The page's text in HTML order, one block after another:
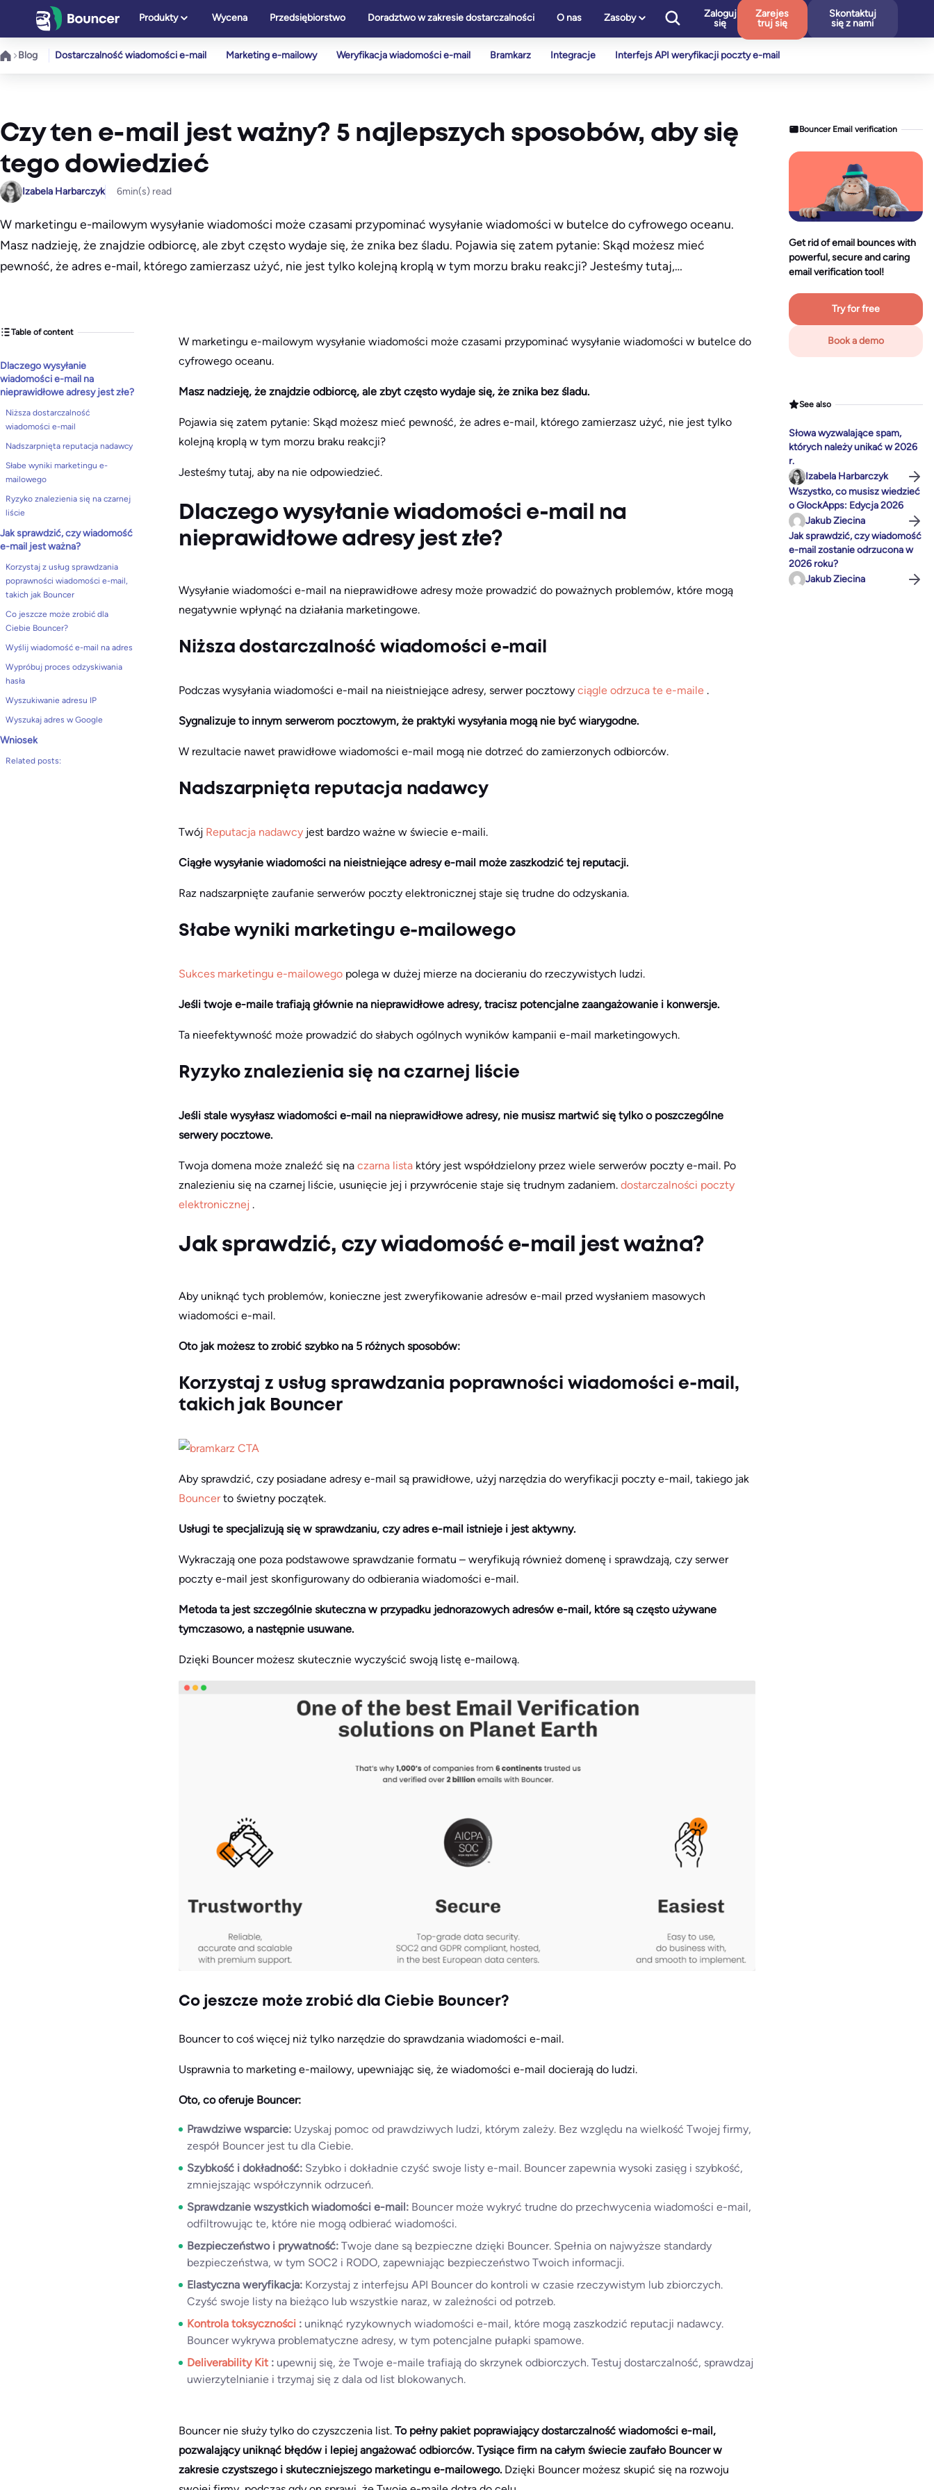
treści
Produkty Wycena Przedsiębiorstwo Doradztwo w zakresie dostarczalności O nas Zasoby
Zaloguj
się
Zarejes
truj się
Skontaktuj
się z nami
Blog Dostarczalność wiadomości e-mail Marketing e-mailowy Weryfikacja wiadomości e-mail Bramkarz Integracje Interfejs API weryfikacji poczty e-mail
Czy ten e-mail jest ważny? 5 najlepszych sposobów, aby się
tego dowiedzieć
Izabela Harbarczyk 6min(s) read
W marketingu e-mailowym wysyłanie wiadomości może czasami przypominać wysyłanie wiadomości w butelce do cyfrowego oceanu.
Masz nadzieję, że znajdzie odbiorcę, ale zbyt często wydaje się, że znika bez śladu. Pojawia się zatem pytanie: Skąd możesz mieć
pewność, że adres e-mail, którego zamierzasz użyć, nie jest tylko kolejną kroplą w tym morzu braku reakcji? Jesteśmy tutaj,…
Table of content
Dlaczego wysyłanie
wiadomości e-mail na
nieprawidłowe adresy jest złe?
Niższa dostarczalność
wiadomości e-mail
Nadszarpnięta reputacja nadawcy
Słabe wyniki marketingu e-
mailowego
Ryzyko znalezienia się na czarnej
liście
Jak sprawdzić, czy wiadomość
e-mail jest ważna?
Korzystaj z usług sprawdzania
poprawności wiadomości e-mail,
takich jak Bouncer
Co jeszcze może zrobić dla
Ciebie Bouncer?
Wyślij wiadomość e-mail na adres
Wypróbuj proces odzyskiwania
hasła
Wyszukiwanie adresu IP
Wyszukaj adres w Google
Wniosek
Related posts:
W marketingu e-mailowym wysyłanie wiadomości może czasami przypominać wysyłanie wiadomości w butelce do
cyfrowego oceanu.
Masz nadzieję, że znajdzie odbiorcę, ale zbyt często wydaje się, że znika bez śladu.
Pojawia się zatem pytanie: Skąd możesz mieć pewność, że adres e-mail, którego zamierzasz użyć, nie jest tylko
kolejną kroplą w tym morzu braku reakcji?
Jesteśmy tutaj, aby na nie odpowiedzieć.
Dlaczego wysyłanie wiadomości e-mail na
nieprawidłowe adresy jest złe?
Wysyłanie wiadomości e-mail na nieprawidłowe adresy może prowadzić do poważnych problemów, które mogą
negatywnie wpłynąć na działania marketingowe.
Niższa dostarczalność wiadomości e-mail
Podczas wysyłania wiadomości e-mail na nieistniejące adresy, serwer pocztowy ciągle odrzuca te e-maile .
Sygnalizuje to innym serwerom pocztowym, że praktyki wysyłania mogą nie być wiarygodne.
W rezultacie nawet prawidłowe wiadomości e-mail mogą nie dotrzeć do zamierzonych odbiorców.
Nadszarpnięta reputacja nadawcy
Twój Reputacja nadawcy jest bardzo ważne w świecie e-maili.
Ciągłe wysyłanie wiadomości na nieistniejące adresy e-mail może zaszkodzić tej reputacji.
Raz nadszarpnięte zaufanie serwerów poczty elektronicznej staje się trudne do odzyskania.
Słabe wyniki marketingu e-mailowego
Sukces marketingu e-mailowego polega w dużej mierze na docieraniu do rzeczywistych ludzi.
Jeśli twoje e-maile trafiają głównie na nieprawidłowe adresy, tracisz potencjalne zaangażowanie i konwersje.
Ta nieefektywność może prowadzić do słabych ogólnych wyników kampanii e-mail marketingowych.
Ryzyko znalezienia się na czarnej liście
Jeśli stale wysyłasz wiadomości e-mail na nieprawidłowe adresy, nie musisz martwić się tylko o poszczególne
serwery pocztowe.
Twoja domena może znaleźć się na czarna lista który jest współdzielony przez wiele serwerów poczty e-mail. Po
znalezieniu się na czarnej liście, usunięcie jej i przywrócenie staje się trudnym zadaniem. dostarczalności poczty
elektronicznej .
Jak sprawdzić, czy wiadomość e-mail jest ważna?
Aby uniknąć tych problemów, konieczne jest zweryfikowanie adresów e-mail przed wysłaniem masowych
wiadomości e-mail.
Oto jak możesz to zrobić szybko na 5 różnych sposobów:
Korzystaj z usług sprawdzania poprawności wiadomości e-mail,
takich jak Bouncer
Aby sprawdzić, czy posiadane adresy e-mail są prawidłowe, użyj narzędzia do weryfikacji poczty e-mail, takiego jak
Bouncerto świetny początek.
Usługi te specjalizują się w sprawdzaniu, czy adres e-mail istnieje i jest aktywny.
Wykraczają one poza podstawowe sprawdzanie formatu – weryfikują również domenę i sprawdzają, czy serwer
poczty e-mail jest skonfigurowany do odbierania wiadomości e-mail.
Metoda ta jest szczególnie skuteczna w przypadku jednorazowych adresów e-mail, które są często używane
tymczasowo, a następnie usuwane.
Dzięki Bouncer możesz skutecznie wyczyścić swoją listę e-mailową.
Co jeszcze może zrobić dla Ciebie Bouncer?
Bouncer to coś więcej niż tylko narzędzie do sprawdzania wiadomości e-mail.
Usprawnia to marketing e-mailowy, upewniając się, że wiadomości e-mail docierają do ludzi.
Oto, co oferuje Bouncer:
Prawdziwe wsparcie: Uzyskaj pomoc od prawdziwych ludzi, którym zależy. Bez względu na wielkość Twojej firmy,
zespół Bouncer jest tu dla Ciebie.
Szybkość i dokładność: Szybko i dokładnie czyść swoje listy e-mail. Bouncer zapewnia wysoki zasięg i szybkość,
zmniejszając współczynnik odrzuceń.
Sprawdzanie wszystkich wiadomości e-mail: Bouncer może wykryć trudne do przechwycenia wiadomości e-mail,
odfiltrowując te, które nie mogą odbierać wiadomości.
Bezpieczeństwo i prywatność: Twoje dane są bezpieczne dzięki Bouncer. Spełnia on najwyższe standardy
bezpieczeństwa, w tym SOC2 i RODO, zapewniając bezpieczeństwo Twoich informacji.
Elastyczna weryfikacja: Korzystaj z interfejsu API Bouncer do kontroli w czasie rzeczywistym lub zbiorczych.
Czyść swoje listy na bieżąco lub wszystkie naraz, w zależności od potrzeb.
Kontrola toksyczności : uniknąć ryzykownych wiadomości e-mail, które mogą zaszkodzić reputacji nadawcy.
Bouncer wykrywa problematyczne adresy, w tym potencjalne pułapki spamowe.
Deliverability Kit : upewnij się, że Twoje e-maile trafiają do skrzynek odbiorczych. Testuj dostarczalność, sprawdzaj
uwierzytelnianie i trzymaj się z dala od list blokowanych.
Bouncer nie służy tylko do czyszczenia list. To pełny pakiet poprawiający dostarczalność wiadomości e-mail,
pozwalający uniknąć błędów i lepiej angażować odbiorców. Tysiące firm na całym świecie zaufało Bouncer w
zakresie czystszego i skuteczniejszego marketingu e-mailowego. Dzięki Bouncer możesz skupić się na rozwoju
Bouncer Email verification
Get rid of email bounces with
powerful, secure and caring
email verification tool!
Try for free
Book a demo
See also
Słowa wyzwalające spam,
których należy unikać w 2026
r.
Izabela Harbarczyk
Wszystko, co musisz wiedzieć
o GlockApps: Edycja 2026
Jakub Ziecina
Jak sprawdzić, czy wiadomość
e-mail zostanie odrzucona w
2026 roku?
Jakub Ziecina